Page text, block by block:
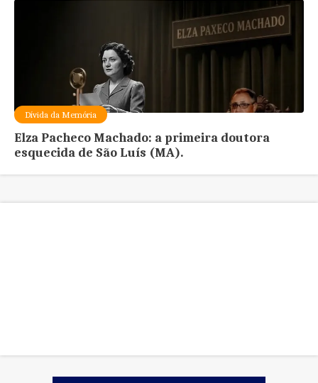
Dívida da Memória
Elza Pacheco Machado: a primeira doutora
esquecida de São Luís (MA).